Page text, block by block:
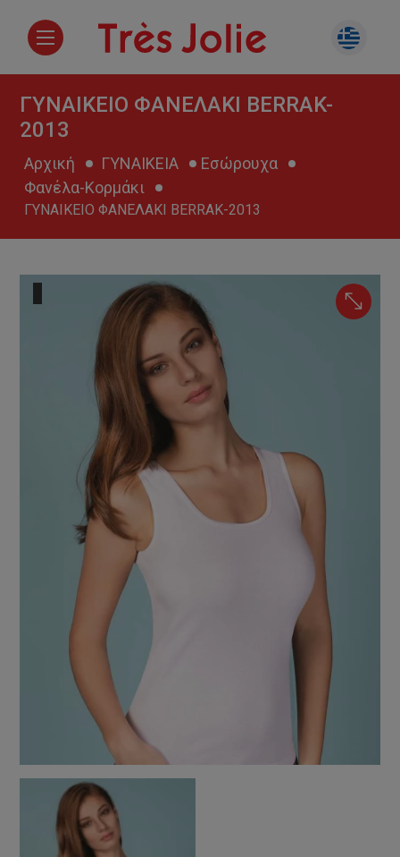
ΓΥΝΑΙΚΕΙΟ ΦΑΝΕΛΑΚΙ BERRAK-
2013
Αρχική ΓΥΝΑΙΚΕΙΑ
Εσώρουχα
Φανέλα-Κορμάκι
ΓΥΝΑΙΚΕΙΟ ΦΑΝΕΛΑΚΙ BERRAK-2013